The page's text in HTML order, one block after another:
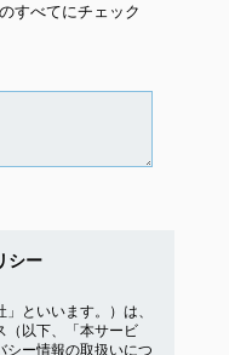
すべてにチェック
シー
といいます。）は、
（以下、「本サービ
シー情報の取扱いにつ